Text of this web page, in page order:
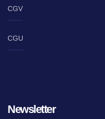
CGV
CGU
Newsletter